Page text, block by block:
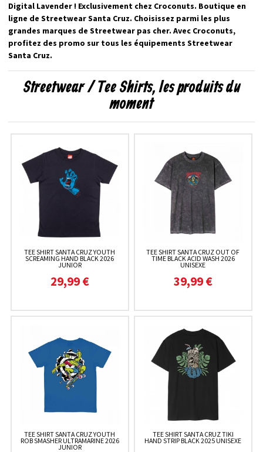
Digital Lavender ! Exclusivement chez Croconuts. Boutique en
ligne de Streetwear Santa Cruz. Choisissez parmi les plus
grandes marques de Streetwear pas cher. Avec Croconuts,
profitez des promo sur tous les équipements Streetwear
Santa Cruz.
Streetwear / Tee Shirts, les produits du
moment
TEE SHIRT SANTA CRUZ YOUTH
SCREAMING HAND BLACK 2026
JUNIOR
29,99 €
TEE SHIRT SANTA CRUZ OUT OF
TIME BLACK ACID WASH 2026
UNISEXE
39,99 €
TEE SHIRT SANTA CRUZ YOUTH
ROB SMASHER ULTRAMARINE 2026
JUNIOR
TEE SHIRT SANTA CRUZ TIKI
HAND STRIP BLACK 2025 UNISEXE